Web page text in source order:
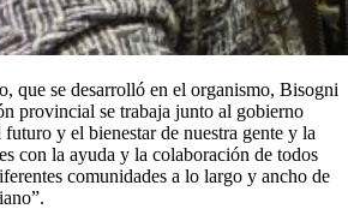
que se desarrolló en el organismo, Bisogni
provincial se trabaja junto al gobierno
y el bienestar de nuestra gente y la
con la ayuda y la colaboración de todos
comunidades a lo largo y ancho de